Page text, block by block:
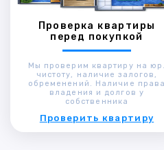
Проверка квартиры
перед покупкой
Мы проверим квартиру на юр.
чистоту, наличие залогов,
обременений. Наличие права
владения и долгов у
собственника
Проверить квартиру